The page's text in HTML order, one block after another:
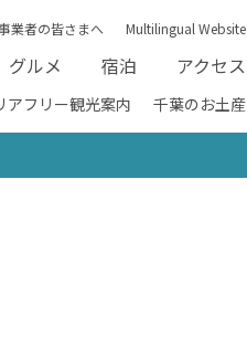
業者の皆さまへ Multilingual Website
グルメ 宿泊 アクセス
アフリー観光案内 千葉のお土産